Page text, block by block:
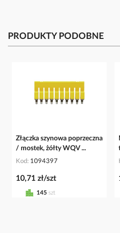
PRODUKTY PODOBNE
Złączka szynowa poprzeczna
/ mostek, żółty WQV ...
Kod 1094397
10,71 zł/szt
145 szt